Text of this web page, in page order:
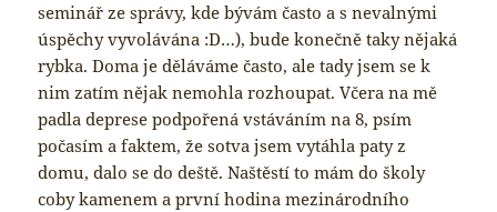
seminář ze správy, kde bývám často a s nevalnými
úspěchy vyvolávána :D…), bude konečně taky nějaká
rybka. Doma je děláváme často, ale tady jsem se k
nim zatím nějak nemohla rozhoupat. Včera na mě
padla deprese podpořená vstáváním na 8, psím
počasím a faktem, že sotva jsem vytáhla paty z
domu, dalo se do deště. Naštěstí to mám do školy
coby kamenem a první hodina mezinárodního